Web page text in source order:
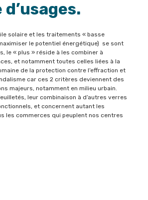
solaire et les traitements « basse
le potentiel énergétique) se sont
le « plus » réside à les combiner à
et notamment toutes celles liées à la
de la protection contre l’effraction et
car ces 2 critères deviennent des
majeurs, notamment en milieu urbain.
leur combinaison à d’autres verres
et concernent autant les
les commerces qui peuplent nos centres